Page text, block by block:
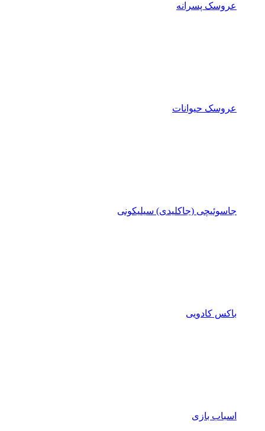
عروسک پسرانه
عروسک حیوانات
جاسوئیچی (جاکلیدی) سیلیکونی
باکس کادویی
اسباب بازی